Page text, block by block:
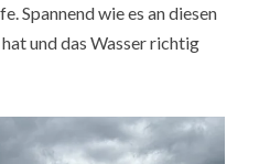
Spannend wie es an diesen
und das Wasser richtig